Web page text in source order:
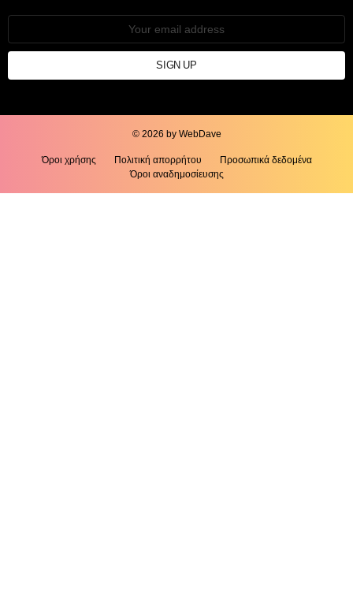
© 2026 by WebDave
Όροι χρήσης Πολιτική απορρήτου
Προσωπικά δεδομένα
Όροι αναδημοσίευσης